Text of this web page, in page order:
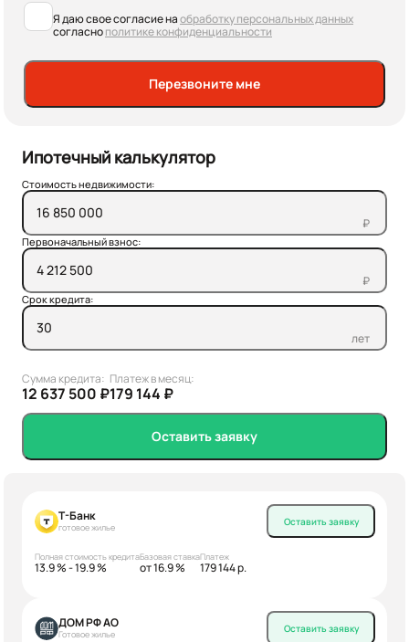
Я даю свое согласие наобработку персональных данных
согласнополитике конфиденциальности
Перезвоните мне
Ипотечный калькулятор
Стоимость недвижимости:
₽
Первоначальный взнос:
₽
Срок кредита:
лет
Сумма кредита:
12 637 500 ₽
Платеж в месяц:
179 144 ₽
Оставить заявку
Т-Банк
готовое жилье
Полная стоимость кредита
13.9 % - 19.9 %
Базовая ставка
от 16.9 %
Платеж
179 144 р.
Оставить заявку
ДОМ РФ АО
Готовое жилье Оставить заявку